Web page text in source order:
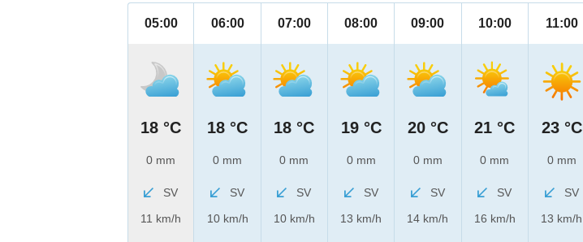
05:00
18 °C
0 mm
SV
11 km/h
06:00
18 °C
0 mm
SV
10 km/h
07:00
18 °C
0 mm
SV
10 km/h
08:00
19 °C
0 mm
SV
13 km/h
09:00
20 °C
0 mm
SV
14 km/h
10:00
21 °C
0 mm
SV
16 km/h
11:00
23 °C
0 mm
SV
13 km/h